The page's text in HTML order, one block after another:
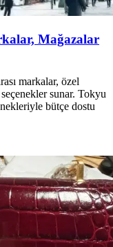
Mağazalar
markalar, özel
sunar. Tokyu
bütçe dostu